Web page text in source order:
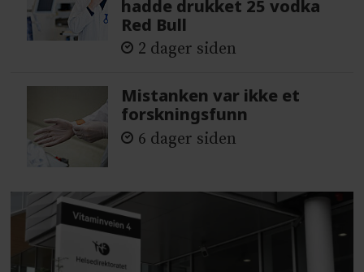
hadde drukket 25 vodka
Red Bull
2 dager siden
Mistanken var ikke et
forskningsfunn
6 dager siden